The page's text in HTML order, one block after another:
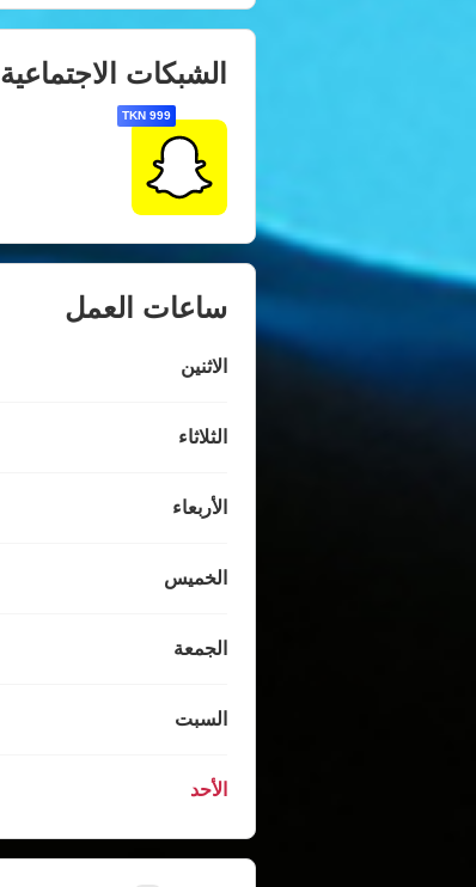
الشبكات الاجتماعية
999 TKN
ساعات العمل
الاثنين
الثلاثاء
الأربعاء
الخميس
الجمعة
السبت
الأحد